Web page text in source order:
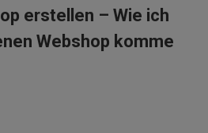
erstellen – Wie ich
Webshop komme